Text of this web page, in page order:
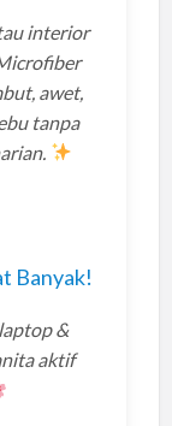
interior
awet,
tanpa
Banyak!
&
aktif